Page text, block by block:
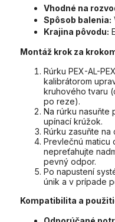
Vhodné na
Spôsob balenia:
Krajina pôvodu:
Montáž krok za
Rúrku PEX-AL-
kalibrátorom
kruhového tvaru
po reze).
Na rúrku nasuňte
upínací krúžok.
Rúrku zasuňte
Prevlečnú maticu
nepreťahujte
pevný odpor.
Po napustení
únik a v prípade
Kompatibilita a